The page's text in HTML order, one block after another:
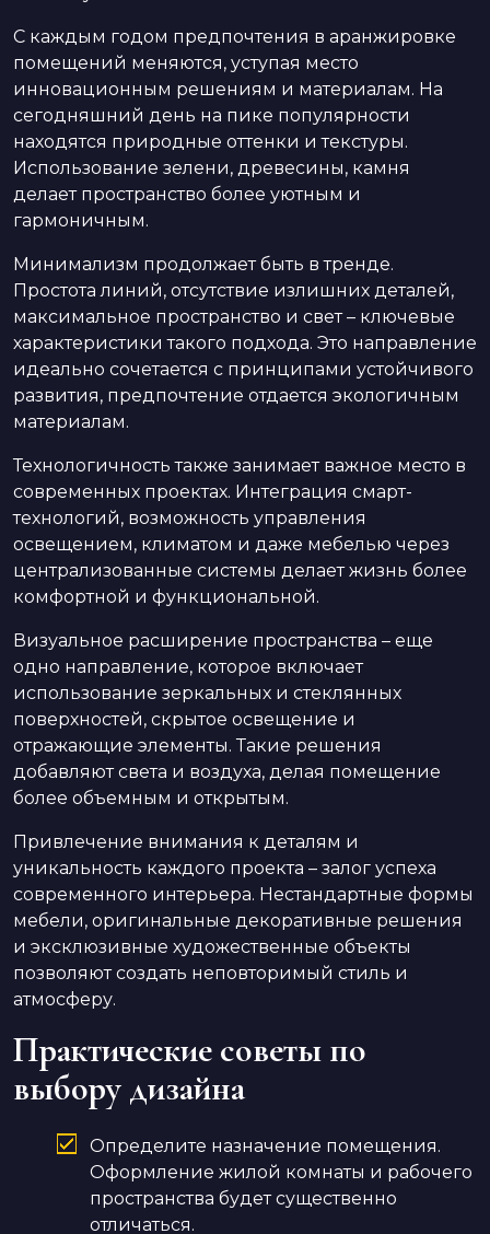
С каждым годом предпочтения в аранжировке
помещений меняются, уступая место
инновационным решениям и материалам. На
сегодняшний день на пике популярности
находятся природные оттенки и текстуры.
Использование зелени, древесины, камня
делает пространство более уютным и
гармоничным.
Минимализм продолжает быть в тренде.
Простота линий, отсутствие излишних деталей,
максимальное пространство и свет – ключевые
характеристики такого подхода. Это направление
идеально сочетается с принципами устойчивого
развития, предпочтение отдается экологичным
материалам.
Технологичность также занимает важное место в
современных проектах. Интеграция смарт-
технологий, возможность управления
освещением, климатом и даже мебелью через
централизованные системы делает жизнь более
комфортной и функциональной.
Визуальное расширение пространства – еще
одно направление, которое включает
использование зеркальных и стеклянных
поверхностей, скрытое освещение и
отражающие элементы. Такие решения
добавляют света и воздуха, делая помещение
более объемным и открытым.
Привлечение внимания к деталям и
уникальность каждого проекта – залог успеха
современного интерьера. Нестандартные формы
мебели, оригинальные декоративные решения
и эксклюзивные художественные объекты
позволяют создать неповторимый стиль и
атмосферу.
Практические советы по
выбору дизайна
Определите назначение помещения.
Оформление жилой комнаты и рабочего
пространства будет существенно
отличаться.